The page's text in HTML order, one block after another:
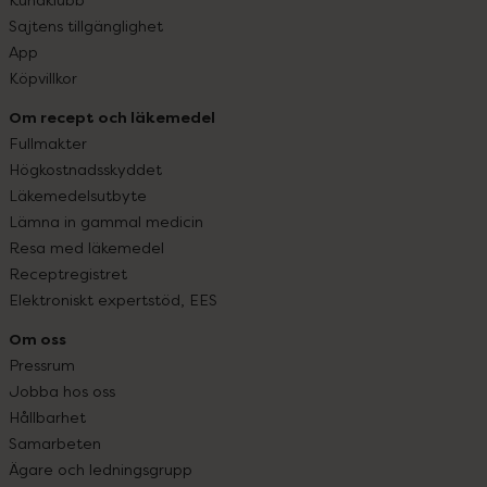
Sajtens tillgänglighet
App
Köpvillkor
Om recept och läkemedel
Fullmakter
Högkostnadsskyddet
Läkemedelsutbyte
Lämna in gammal medicin
Resa med läkemedel
Receptregistret
Elektroniskt expertstöd, EES
Om oss
Pressrum
Jobba hos oss
Hållbarhet
Samarbeten
Ägare och ledningsgrupp